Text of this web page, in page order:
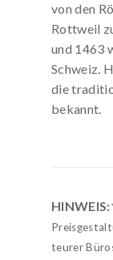
von den
Rottweil
und 1463
Schweiz.
die
bekannt.
HINWEIS:
teurer